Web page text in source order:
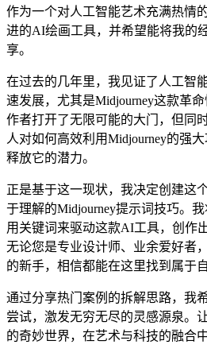
作为一个对人工智能艺术充满热情
进的AI绘画工具，并希望能将我的
享。
在过去的几年里，我见证了人工智
速发展，尤其是Midjourney这款革
作者打开了无限可能的大门，但同
人对如何高效利用Midjourney的强
释放它的潜力。
正是基于这一现状，我决定创建这
于理解的Midjourney提示词技巧。
用关键词来驱动这款AI工具，创作
无论您是专业设计师、业余爱好者
的新手，相信都能在这里找到属于
通过分享热门案例的拆解思路，我
尝试，激发无穷无尽的灵感源泉。
的奇妙世界，在艺术与科技的融合